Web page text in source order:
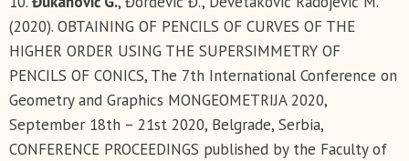
(2020). OBTAINING OF PENCILS OF CURVES OF THE
HIGHER ORDER USING THE SUPERSIMMETRY OF
PENCILS OF CONICS, The 7th International Conference on
Geometry and Graphics MONGEOMETRIJA 2020,
September 18th – 21st 2020, Belgrade, Serbia,
CONFERENCE PROCEEDINGS published by the Faculty of